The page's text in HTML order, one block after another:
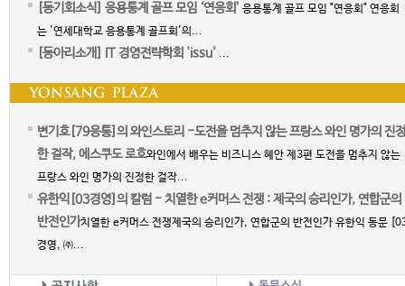
[동기회소식] 응용통계 골프 모임 ‘연응회’ 응용통계 골프 모임 "연응회" 연응회
는 '연세대학교 응용통계 골프회'의...
[동아리소개] IT 경영전략학회 'issu' ...
변기호[79응통]의 와인스토리 -도전을 멈추지 않는 프랑스 와인 명가의 진정
한 걸작, 에스쿠도 로호와인에서 배우는 비즈니스 혜안 제3편 도전을 멈추지 않는
프랑스 와인 명가의 진정한 걸작...
유한익[03경영]의 칼럼 - 치열한 e커머스 전쟁 : 제국의 승리인가, 연합군의
반전인가치열한 e커머스 전쟁제국의 승리인가, 연합군의 반전인가 유한익 동문
경영, ㈜...